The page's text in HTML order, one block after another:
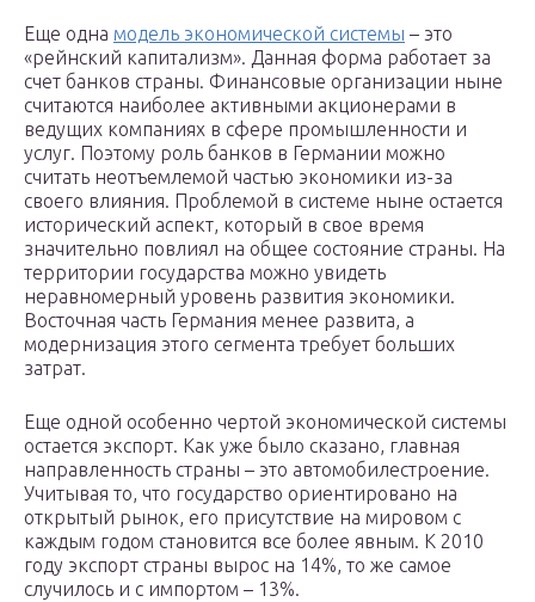
Еще одна модель экономической системы – это
«рейнский капитализм». Данная форма работает за
счет банков страны. Финансовые организации ныне
считаются наиболее активными акционерами в
ведущих компаниях в сфере промышленности и
услуг. Поэтому роль банков в Германии можно
считать неотъемлемой частью экономики из-за
своего влияния. Проблемой в системе ныне остается
исторический аспект, который в свое время
значительно повлиял на общее состояние страны. На
территории государства можно увидеть
неравномерный уровень развития экономики.
Восточная часть Германия менее развита, а
модернизация этого сегмента требует больших
затрат.
Еще одной особенно чертой экономической системы
остается экспорт. Как уже было сказано, главная
направленность страны – это автомобилестроение.
Учитывая то, что государство ориентировано на
открытый рынок, его присутствие на мировом с
каждым годом становится все более явным. К 2010
году экспорт страны вырос на 14%, то же самое
случилось и с импортом – 13%.